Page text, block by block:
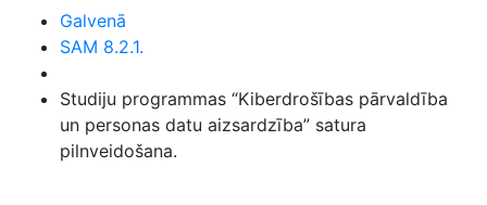
Galvenā
SAM 8.2.1.
Studiju programmas “Kiberdrošības pārvaldība
un personas datu aizsardzība” satura
pilnveidošana.